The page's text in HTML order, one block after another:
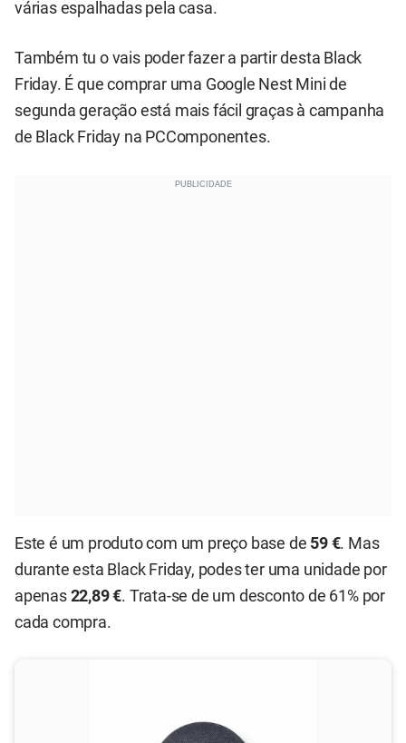
várias espalhadas pela casa.
Também tu o vais poder fazer a partir desta Black
Friday. É que comprar uma Google Nest Mini de
segunda geração está mais fácil graças à campanha
de Black Friday na PCComponentes.
Este é um produto com um preço base de 59 €. Mas
durante esta Black Friday, podes ter uma unidade por
apenas 22,89 €. Trata-se de um desconto de 61% por
cada compra.